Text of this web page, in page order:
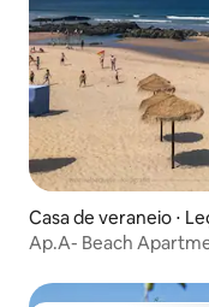
Casa de veraneio ⋅
Ap.A- Beach